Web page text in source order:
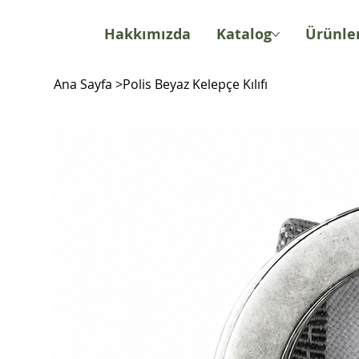
Hakkımızda Katalog
Ana Sayfa >Polis Beyaz Kelepçe Kılıfı